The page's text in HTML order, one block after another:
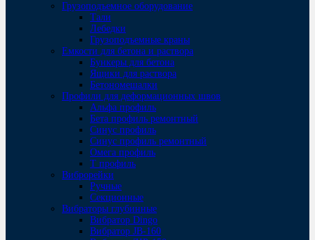
Грузоподъемное оборудование
Тали
Лебедки
Грузоподъемные краны
Емкости для бетона и раствора
Бункеры для бетона
Ящики для раствора
Бетономешалки
Профили для деформационных швов
Альфа профиль
Бета профиль ремонтный
Синус профиль
Синус профиль ремонтный
Омега профиль
Т профиль
Виброрейки
Ручные
Секционные
Вибраторы глубинные
Вибратор Dingo
Вибратор JB-160